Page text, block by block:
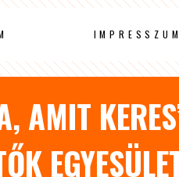
IMPRESSZUM
AMIT